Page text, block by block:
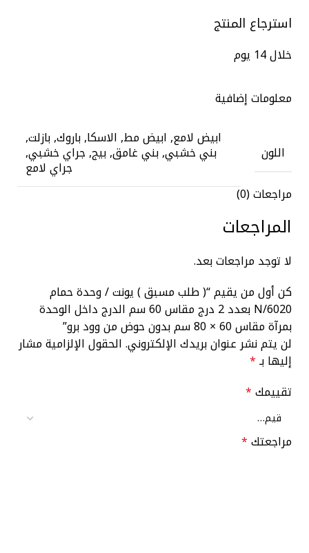
استرجاع المنتج
خلال 14 يوم
معلومات إضافية
اللون
ابيض لامع, ابيض مط, الاسكا, باروك, بازلت,
بني خشبي, بني غامق, بيج, جراي خشبي,
جراي لامع
مراجعات (0)
المراجعات
لا توجد مراجعات بعد.
كن أول من يقيم “( طلب مسبق ) يونت / وحدة حمام
N/6020 بعدد 2 درج مقاس 60 سم الدرج داخل الوحدة
بمرآة مقاس 60 × 80 سم بدون حوض من وود برو”
لن يتم نشر عنوان بريدك الإلكتروني.الحقول الإلزامية مشار
إليها بـ*
تقييمك*
مراجعتك*